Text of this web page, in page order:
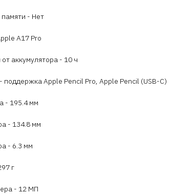
памяти - Нет
A17 Pro
аккумулятора - 10 ч
поддержка Apple Pencil Pro, Apple Pencil (USB-C)
- 195.4 мм
- 134.8 мм
- 6.3 мм
г
- 12 МП